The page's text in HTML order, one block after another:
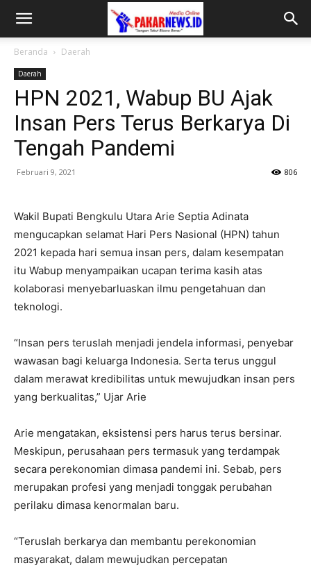
Beranda Daerah
Daerah
HPN 2021, Wabup BU Ajak
Insan Pers Terus Berkarya Di
Tengah Pandemi
Februari 9, 2021 806
Wakil Bupati Bengkulu Utara Arie Septia Adinata
mengucapkan selamat Hari Pers Nasional (HPN) tahun
2021 kepada hari semua insan pers, dalam kesempatan
itu Wabup menyampaikan ucapan terima kasih atas
kolaborasi menyebarluaskan ilmu pengetahuan dan
teknologi.
“Insan pers teruslah menjadi jendela informasi, penyebar
wawasan bagi keluarga Indonesia. Serta terus unggul
dalam merawat kredibilitas untuk mewujudkan insan pers
yang berkualitas,” Ujar Arie
Arie mengatakan, eksistensi pers harus terus bersinar.
Meskipun, perusahaan pers termasuk yang terdampak
secara perekonomian dimasa pandemi ini. Sebab, pers
merupakan profesi yang menjadi tonggak perubahan
perilaku dimasa kenormalan baru.
“Teruslah berkarya dan membantu perekonomian
masyarakat, dalam mewujudkan percepatan